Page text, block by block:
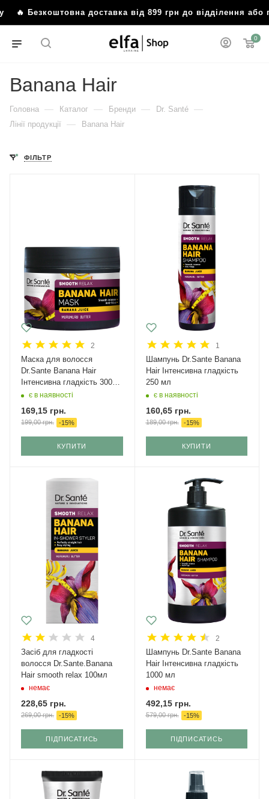
🔥 Безкоштовна доставка від 899 грн до відділення або
0
Banana Hair
Головна — Каталог — Бренди — Dr. Santé —
Лінії продукції — Banana Hair
ФІЛЬТР
2
Маска для волосся
Dr.Sante Banana Hair
Інтенсивна гладкість 300
млє в наявності
169,15 грн.
199,00грн. -15%
КУПИТИ
1
Шампунь Dr.Sante Banana
Hair Інтенсивна гладкість
250 мл
є в наявності
160,65грн.
189,00грн. -15%
КУПИТИ
4
Засіб для гладкості
волосся Dr.Sante.Banana
Hair smooth relax 100мл
немає
228,65 грн.
269,00грн. -15%
ПІДПИСАТИСЬ
2
Шампунь Dr.Sante Banana
Hair Інтенсивна гладкість
1000 мл
немає
492,15грн.
579,00грн. -15%
ПІДПИСАТИСЬ